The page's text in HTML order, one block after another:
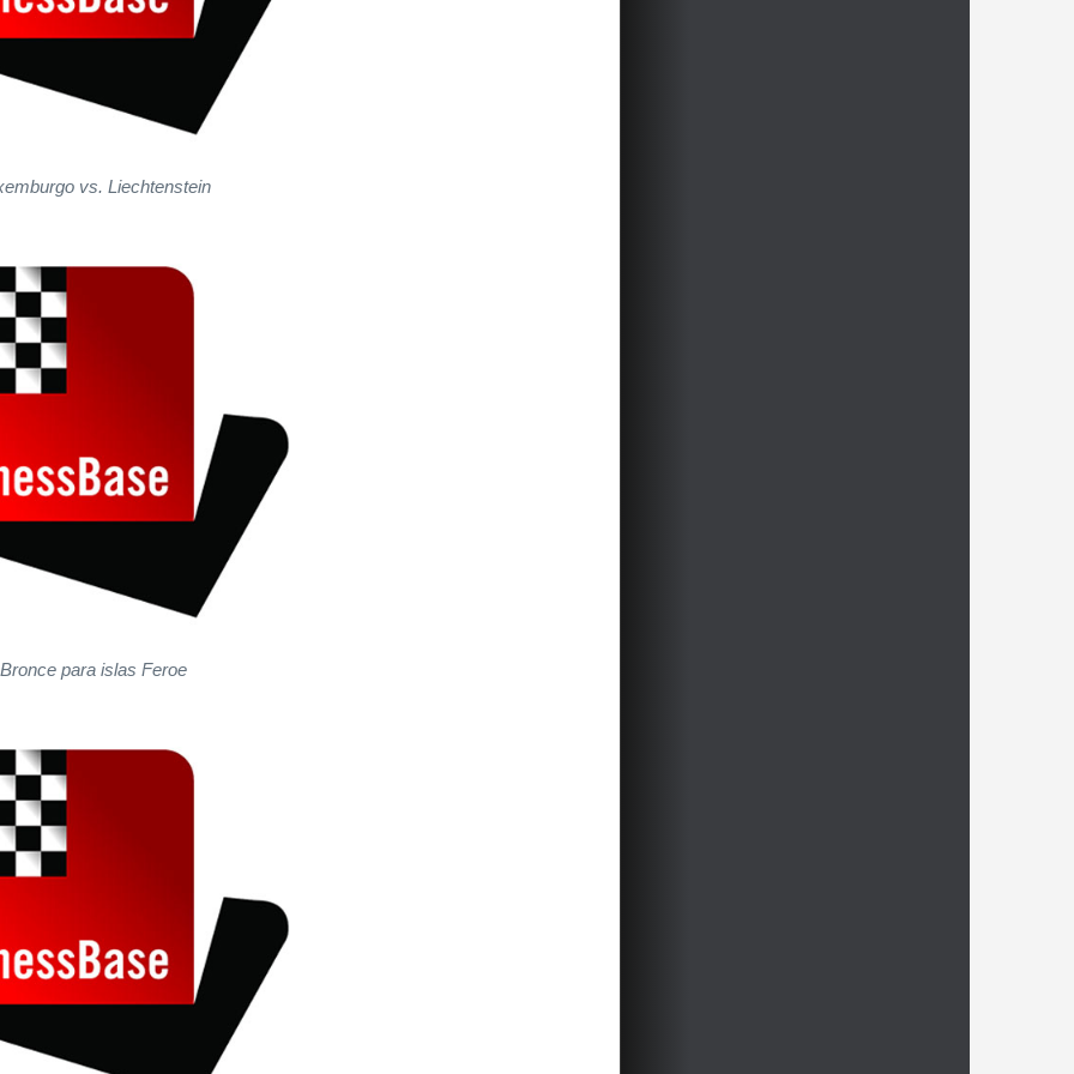
vs. Liechtenstein
Bronce para islas Feroe